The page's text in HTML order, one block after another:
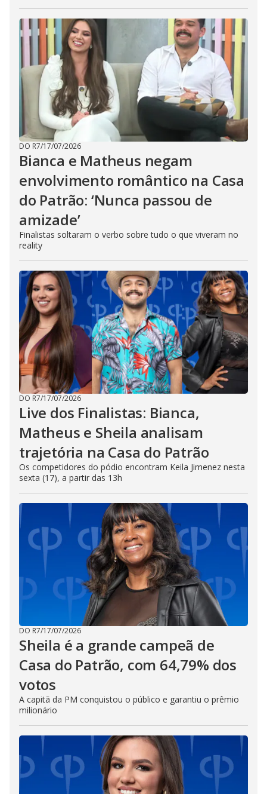
DO R7/17/07/2026
Bianca e Matheus negam
envolvimento romântico na Casa
do Patrão: ‘Nunca passou de
amizade’
Finalistas soltaram o verbo sobre tudo o que viveram no
reality
DO R7/17/07/2026
Live dos Finalistas: Bianca,
Matheus e Sheila analisam
trajetória na Casa do Patrão
Os competidores do pódio encontram Keila Jimenez nesta
sexta (17), a partir das 13h
DO R7/17/07/2026
Sheila é a grande campeã de
Casa do Patrão, com 64,79% dos
votos
A capitã da PM conquistou o público e garantiu o prêmio
milionário